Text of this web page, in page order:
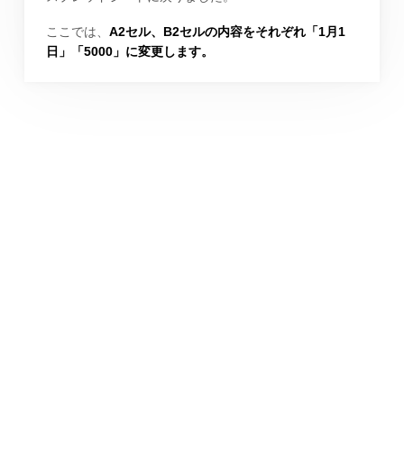
ここでは、 A2セル、B2セルの内容をそれぞれ「1月1
日」「5000」に変更します。